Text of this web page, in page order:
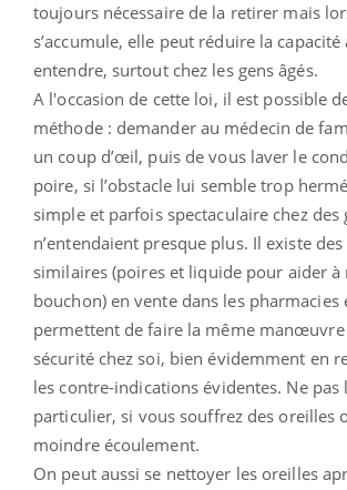
toujours nécessaire de la retirer mais
s’accumule, elle peut réduire la capacité
entendre, surtout chez les gens âgés.
A l'occasion de cette loi, il est possible
méthode : demander au médecin de
un coup d’œil, puis de vous laver le
poire, si l’obstacle lui semble trop
simple et parfois spectaculaire chez des
n’entendaient presque plus. Il existe
similaires (poires et liquide pour aider
bouchon) en vente dans les pharmacies
permettent de faire la même
sécurité chez soi, bien évidemment en
les contre-indications évidentes. Ne pas
particulier, si vous souffrez des oreilles
moindre écoulement.
On peut aussi se nettoyer les oreilles